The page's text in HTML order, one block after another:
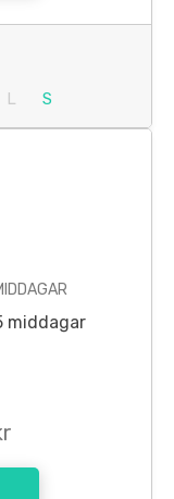
L S
middagar